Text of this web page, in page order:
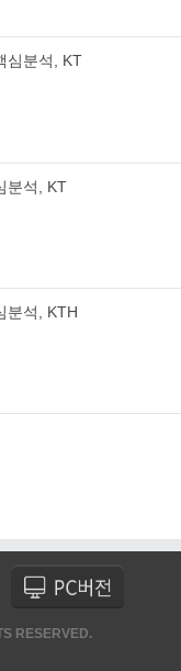
심분석, KT
분석, KT
분석, KTH
RESERVED.